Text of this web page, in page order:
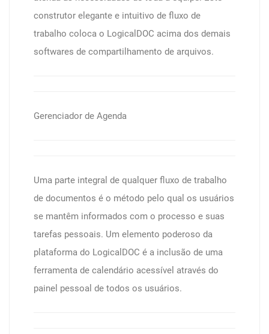
construtor elegante e intuitivo de fluxo de
trabalho coloca o LogicalDOC acima dos demais
softwares de compartilhamento de arquivos.
Gerenciador de Agenda
Uma parte integral de qualquer fluxo de trabalho
de documentos é o método pelo qual os usuários
se mantêm informados com o processo e suas
tarefas pessoais. Um elemento poderoso da
plataforma do LogicalDOC é a inclusão de uma
ferramenta de calendário acessível através do
painel pessoal de todos os usuários.